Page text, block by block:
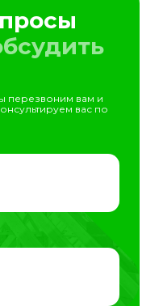
перезвоним вам и
вас по